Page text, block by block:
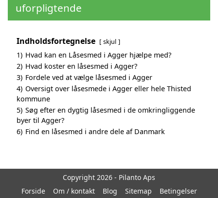
uforpligtende
Indholdsfortegnelse skjul
1) Hvad kan en Låsesmed i Agger hjælpe med?
2) Hvad koster en låsesmed i Agger?
3) Fordele ved at vælge låsesmed i Agger
4) Oversigt over låsesmede i Agger eller hele Thisted
kommune
5) Søg efter en dygtig låsesmed i de omkringliggende
byer til Agger?
6) Find en låsesmed i andre dele af Danmark
Copyright 2026 - Pilanto Aps
Forside
Om / kontakt Blog Sitemap Betingelser